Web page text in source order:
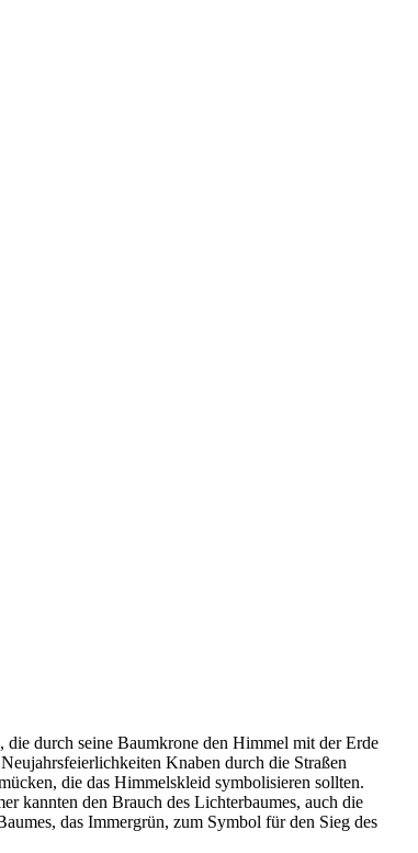
durch seine Baumkrone den Himmel mit der Erde
Knaben durch die Straßen
die das Himmelskleid symbolisieren sollten.
kannten den Brauch des Lichterbaumes, auch die
das Immergrün, zum Symbol für den Sieg des